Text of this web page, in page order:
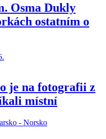
Osma Dukly
ostatním o
je na fotografii z
místní